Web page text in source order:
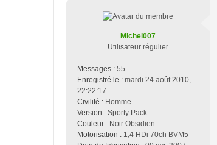
Michel007
Utilisateur régulier
Messages : 55
Enregistré le : mardi 24 août 2010,
22:22:17
Civilité : Homme
Version : Sporty Pack
Couleur : Noir Obsidien
Motorisation : 1,4 HDi 70ch BVM5